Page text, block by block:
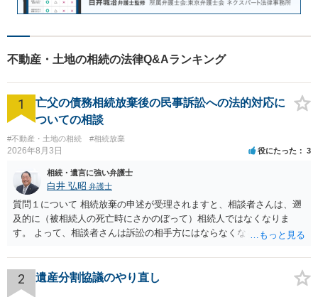
不動産・土地の相続の法律Q&Aランキング
1
亡父の債務相続放棄後の民事訴訟への法的対応に
ついての相談
#不動産・土地の相続 #相続放棄
2026年8月3日 役にたった 3
相続・遺言に強い弁護士
白井 弘昭 弁護士
質問１について 相続放棄の申述が受理されますと、相談者さんは、遡
及的に（被相続人の死亡時にさかのぼって）相続人ではなくなりま
す。 よって、相談者さんは訴訟の相手方にはならなくなるので（明け
理証明を家庭裁判所で取得し、コピーを答弁書に添えて裁判所に提出
してください。 質問２について 請求棄却を求める答弁書を提出すれ
ば、第１回期日は出席する必要がありません。その日は差支え（用事
2 遺産分割協議のやり直し